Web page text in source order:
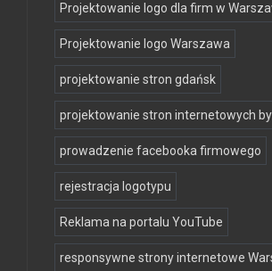
Projektowanie logo dla firm w
Projektowanie logo Warszawa
projektowanie stron gdańsk
projektowanie stron internetowych
prowadzenie facebooka firmowego
rejestracja logotypu
Reklama na portalu YouTube
responsywne strony internetowe